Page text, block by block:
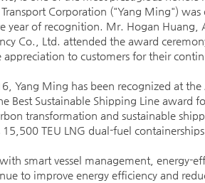
Corporation ("Yang Ming")
year of recognition. Mr. Hogan Huang,
Co., Ltd. attended the award
appreciation to customers for their
Yang Ming has been recognized at
Best Sustainable Shipping Line
transformation and sustainable
TEU LNG dual-fuel
smart vessel management, energy-
to improve energy efficiency and